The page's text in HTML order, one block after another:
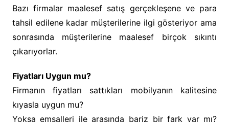
Bazı firmalar maalesef satış gerçekleşene ve para
tahsil edilene kadar müşterilerine ilgi gösteriyor ama
sonrasında müşterilerine maalesef birçok sıkıntı
çıkarıyorlar.
Fiyatları Uygun mu?
Firmanın fiyatları sattıkları mobilyanın kalitesine
kıyasla uygun mu?
Yoksa emsalleri ile arasında bariz bir fark var mı?